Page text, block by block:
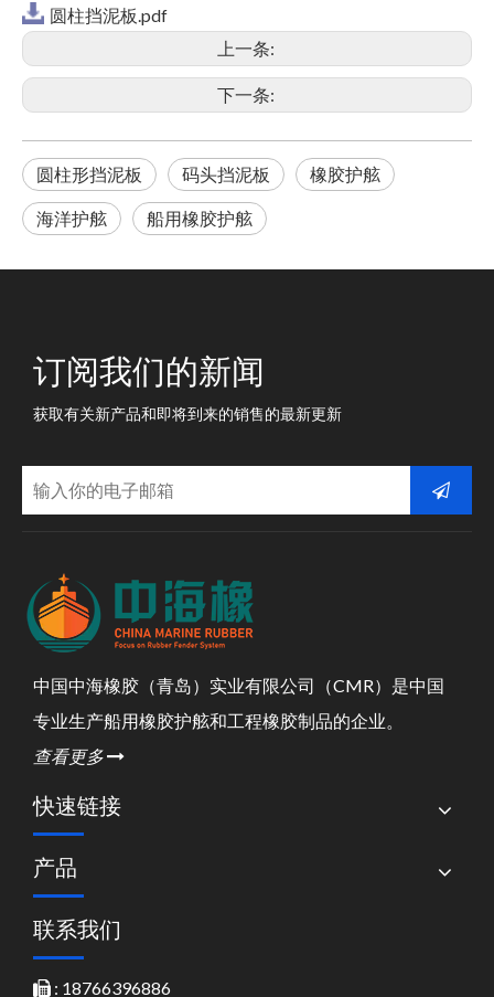
圆柱挡泥板.pdf
上一条:
下一条:
圆柱形挡泥板 码头挡泥板 橡胶护舷
海洋护舷 船用橡胶护舷
订阅我们的新闻
获取有关新产品和即将到来的销售的最新更新
中国中海橡胶（青岛）实业有限公司（CMR）是中国
专业生产船用橡胶护舷和工程橡胶制品的企业。
查看更多
快速链接
产品
联系我们
 : 18766396886